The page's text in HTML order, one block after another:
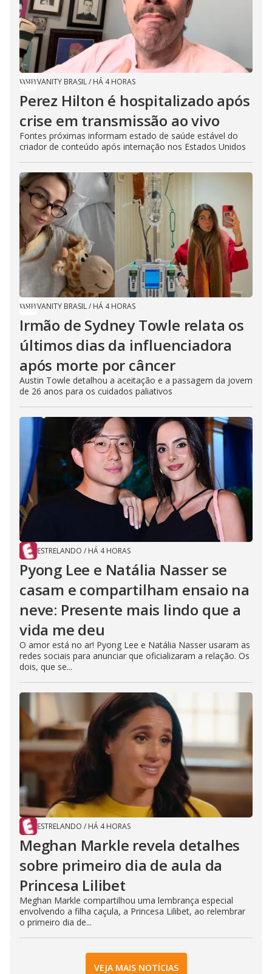
VANITY BRASIL/ HÁ 4 HORAS
Perez Hilton é hospitalizado após
crise em transmissão ao vivo
Fontes próximas informam estado de saúde estável do
criador de conteúdo após internação nos Estados Unidos
VANITY BRASIL/ HÁ 4 HORAS
Irmão de Sydney Towle relata os
últimos dias da influenciadora
após morte por câncer
Austin Towle detalhou a aceitação e a passagem da jovem
de 26 anos para os cuidados paliativos
ESTRELANDO / HÁ 4 HORAS
Pyong Lee e Natália Nasser se
casam e compartilham ensaio na
neve: Presente mais lindo que a
vida me deu
O amor está no ar! Pyong Lee e Natália Nasser usaram as
redes sociais para anunciar que oficializaram a relação. Os
dois, que se...
ESTRELANDO / HÁ 4 HORAS
Meghan Markle revela detalhes
sobre primeiro dia de aula da
Princesa Lilibet
Meghan Markle compartilhou uma lembrança especial
envolvendo a filha caçula, a Princesa Lilibet, ao relembrar
o primeiro dia de...
VEJA MAIS NOTÍCIAS